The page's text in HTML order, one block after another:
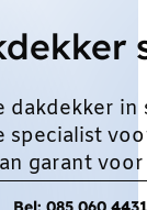
specialist
garant